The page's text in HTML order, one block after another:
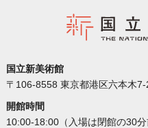
国立新美術館
〒106-8558 東京都港区六本木7-
開館時間
10:00-18:00（入場は閉館の30分